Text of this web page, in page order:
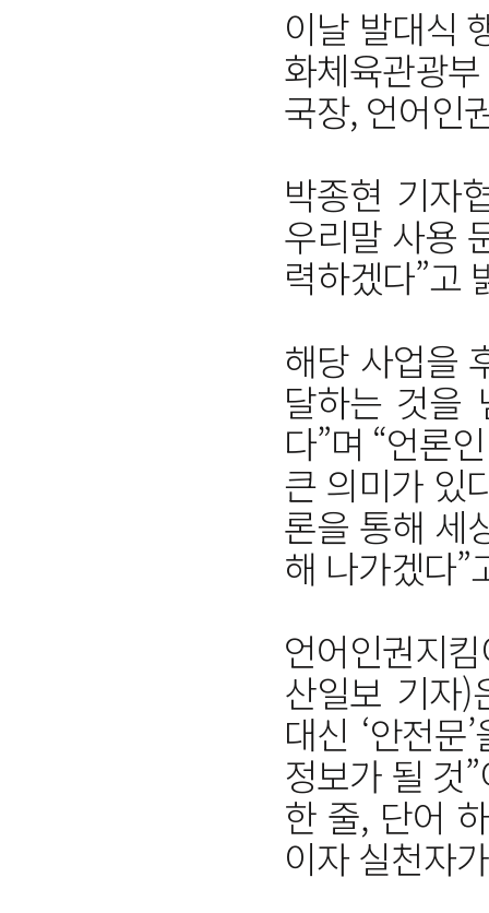
이날 발대식
화체육관광
국장, 언어인
박종현 기자
우리말 사용
력하겠다”고
해당 사업을
달하는 것을
다”며 “언론
큰 의미가 있
론을 통해 세
해 나가겠다”
언어인권지
산일보 기자)
대신 ‘안전
정보가 될 것
한 줄, 단어
이자 실천자